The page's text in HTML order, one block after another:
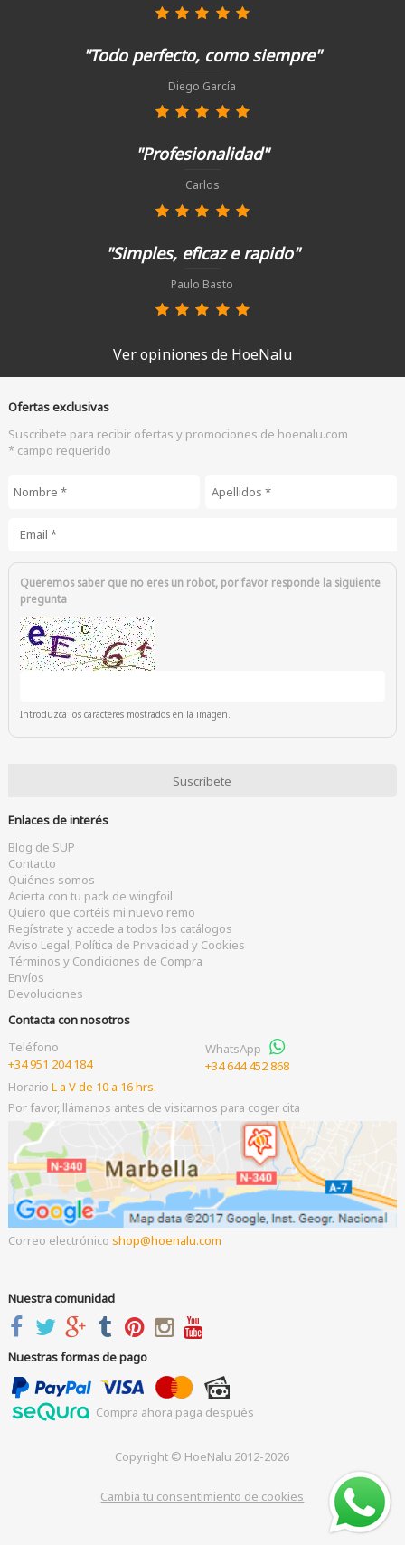
"Todo perfecto, como siempre"
Diego García
"Profesionalidad"
Carlos
"Simples, eficaz e rapido"
Paulo Basto
Ver opiniones de HoeNalu
Ofertas exclusivas
Suscribete para recibir ofertas y promociones de hoenalu.com
* campo requerido
*
Queremos saber que no eres un robot, por favor responde la siguiente
pregunta
Introduzca los caracteres mostrados en la imagen.
Enlaces de interés
Blog de SUP
Contacto
Quiénes somos
Acierta con tu pack de wingfoil
Quiero que cortéis mi nuevo remo
Regístrate y accede a todos los catálogos
Aviso Legal, Política de Privacidad y Cookies
Términos y Condiciones de Compra
Envíos
Devoluciones
Contacta con nosotros
Teléfono
+34 951 204 184
WhatsApp
+34 644 452 868
Horario L a V de 10 a 16 hrs.
Por favor, llámanos antes de visitarnos para coger cita
Correo electrónico shop hoenalu.com
Nuestra comunidad
Nuestras formas de pago
Compra ahora paga después
Copyright © HoeNalu 2012-2026
Cambia tu consentimiento de cookies